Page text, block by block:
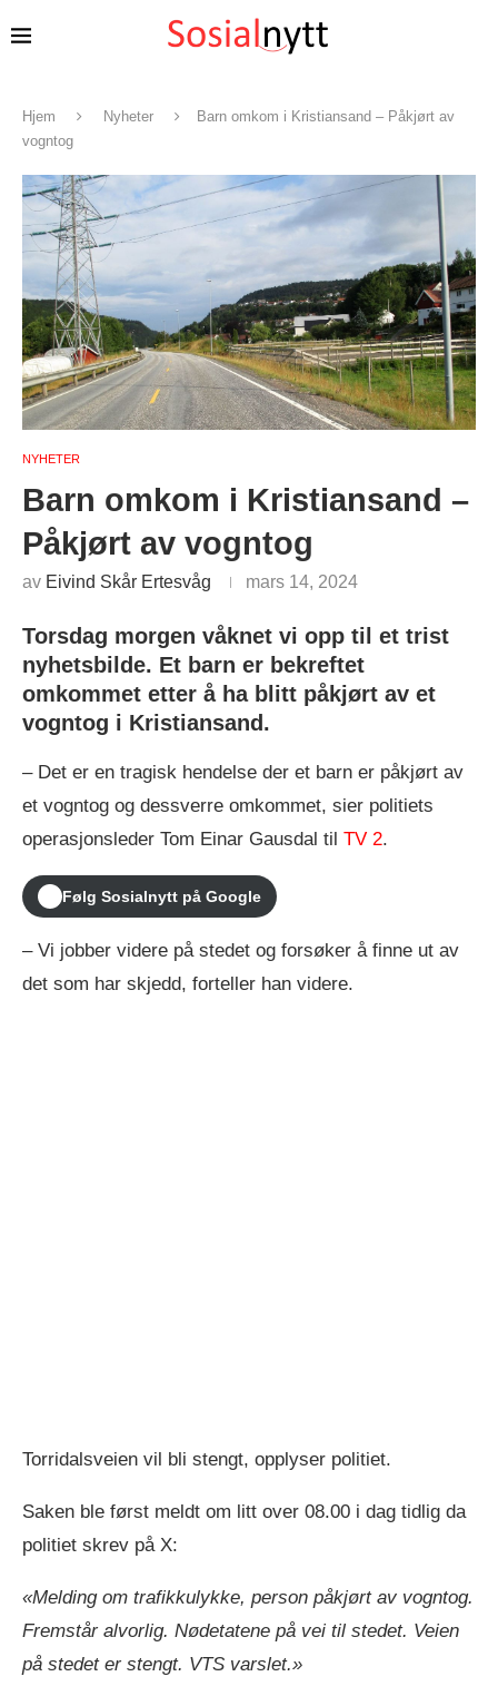
Hjem Nyheter
Barn omkom i Kristiansand – Påkjørt av
vogntog
NYHETER
Barn omkom i Kristiansand –
Påkjørt av vogntog
av Eivind Skår Ertesvåg mars 14, 2024
Torsdag morgen våknet vi opp til et trist
nyhetsbilde. Et barn er bekreftet
omkommet etter å ha blitt påkjørt av et
vogntog i Kristiansand.
– Det er en tragisk hendelse der et barn er påkjørt av
et vogntog og dessverre omkommet, sier politiets
operasjonsleder Tom Einar Gausdal til TV 2.
Følg Sosialnytt på Google
– Vi jobber videre på stedet og forsøker å finne ut av
det som har skjedd, forteller han videre.
Torridalsveien vil bli stengt, opplyser politiet.
Saken ble først meldt om litt over 08.00 i dag tidlig da
politiet skrev på X:
«Melding om trafikkulykke, person påkjørt av vogntog.
Fremstår alvorlig. Nødetatene på vei til stedet. Veien
på stedet er stengt. VTS varslet.»